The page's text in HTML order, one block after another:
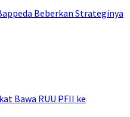
Beberkan Strateginya
Bawa RUU PFII ke